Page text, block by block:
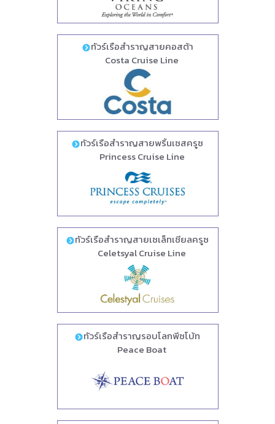
ทัวร์เรือสำราญสายคอสต้า
Costa Cruise Line
ทัวร์เรือสำราญสายพริ้นเซสครูซ
Princess Cruise Line
ทัวร์เรือสำราญสายเซเล็ทเชียลครูซ
Celetsyal Cruise Line
ทัวร์เรือสำราญรอบโลกพีซโบ้ท
Peace Boat